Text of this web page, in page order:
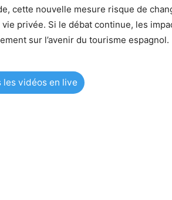
cette nouvelle mesure risque de
privée. Si le débat continue, les
sur l’avenir du tourisme espagnol.
les vidéos en live